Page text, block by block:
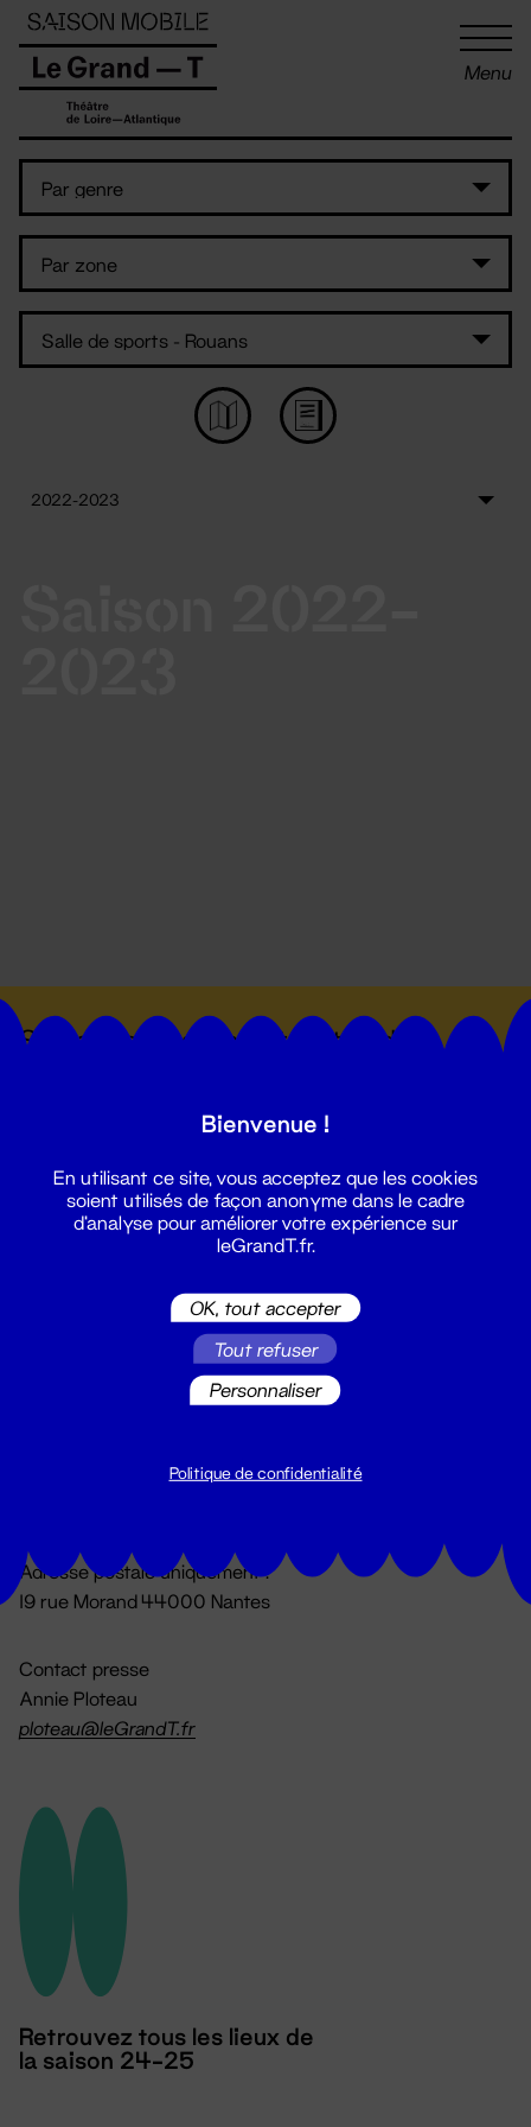
Menu
Suivez toutes les actualités du
Du lundi au vendredi 14h → 18h
Adresse postale uniquement :
19 rue Morand 44000 Nantes
Contact presse
Annie Ploteau
ploteau@leGrandT.fr
Retrouvez tous les lieux de
la saison 24-25
Panneau de gestion des cookies
Bienvenue !
En utilisant ce site, vous acceptez que les cookies
soient utilisés de façon anonyme dans le cadre
d'analyse pour améliorer votre expérience sur
leGrandT.fr.
OK, tout accepter
Tout refuser
Personnaliser
Politique de confidentialité